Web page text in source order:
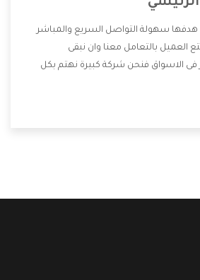
هدفها سهولة التواصل السريع والمباشر
العميل بالتعامل معنا وان نبقى
الاسواق فنحن شركة كبيرة نهتم بكل
منها خدمة الصيانة التى تكون من أهم